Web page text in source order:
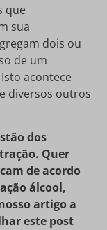
que
sua
dois ou
de um
acontece
diversos outros
dos
Quer
de acordo
álcool,
artigo a
este post